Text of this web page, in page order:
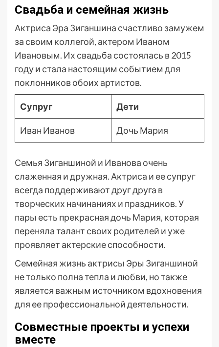
Свадьба и семейная жизнь
Актриса Эра Зиганшина счастливо замужем
за своим коллегой, актером Иваном
Ивановым. Их свадьба состоялась в 2015
году и стала настоящим событием для
поклонников обоих артистов.
Супруг Дети
Иван Иванов Дочь Мария
Семья Зиганшиной и Иванова очень
слаженная и дружная. Актриса и ее супруг
всегда поддерживают друг друга в
творческих начинаниях и праздников. У
пары есть прекрасная дочь Мария, которая
переняла талант своих родителей и уже
проявляет актерские способности.
Семейная жизнь актрисы Эры Зиганшиной
не только полна тепла и любви, но также
является важным источником вдохновения
для ее профессиональной деятельности.
Совместные проекты и успехи
вместе